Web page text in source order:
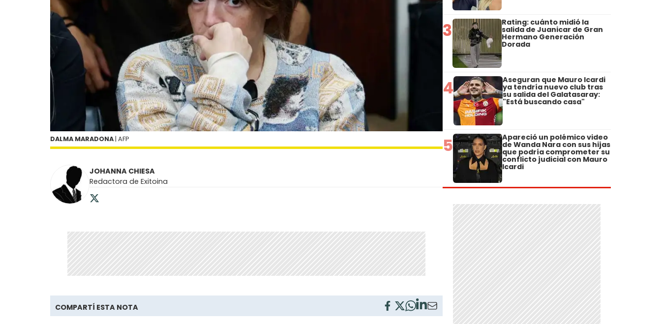
DALMA MARADONA | AFP
JOHANNA CHIESA
Redactora de Exitoina
COMPARTÍ ESTA NOTA
3 Rating: cuánto midió la
salida de Juanicar de Gran
Hermano Generación
Dorada
4 Aseguran que Mauro Icardi
ya tendría nuevo club tras
su salida del Galatasaray:
"Está buscando casa"
5 Apareció un polémico video
de Wanda Nara con sus hijas
que podría comprometer su
conflicto judicial con Mauro
Icardi